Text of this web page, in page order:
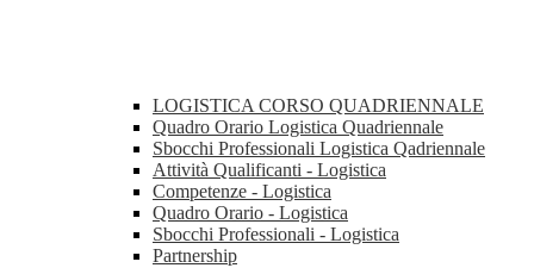
LOGISTICA CORSO QUADRIENNALE
Quadro Orario Logistica Quadriennale
Sbocchi Professionali Logistica Qadriennale
Attività Qualificanti - Logistica
Competenze - Logistica
Quadro Orario - Logistica
Sbocchi Professionali - Logistica
Partnership